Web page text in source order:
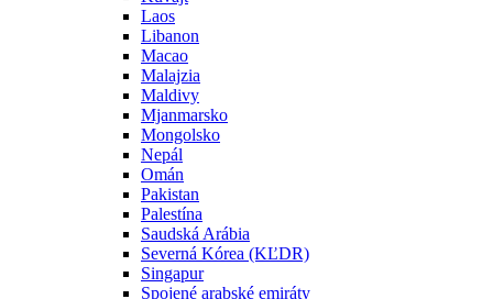
Laos
Libanon
Macao
Malajzia
Maldivy
Mjanmarsko
Mongolsko
Nepál
Omán
Pakistan
Palestína
Saudská Arábia
Severná Kórea (KĽDR)
Singapur
Spojené arabské emiráty